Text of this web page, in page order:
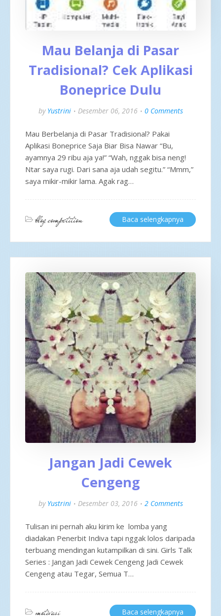
Mau Belanja di Pasar
Tradisional? Cek Aplikasi
Boneprice Dulu
by Yustrini Desember 06, 2016 0 Comments
Mau Berbelanja di Pasar Tradisional? Pakai
Aplikasi Boneprice Saja Biar Bisa Nawar “Bu,
ayamnya 29 ribu aja ya!” “Wah, nggak bisa neng!
Ntar saya rugi. Dari sana aja udah segitu.” “Mmm,”
saya mikir-mikir lama. Agak rag…
blog competition Baca selengkapnya
Jangan Jadi Cewek
Cengeng
by Yustrini Desember 03, 2016 2 Comments
Tulisan ini pernah aku kirim ke lomba yang
diadakan Penerbit Indiva tapi nggak lolos daripada
terbuang mendingan kutampilkan di sini. Girls Talk
Series : Jangan Jadi Cewek Cengeng Jadi Cewek
Cengeng atau Tegar, Semua T…
motivasi Baca selengkapnya